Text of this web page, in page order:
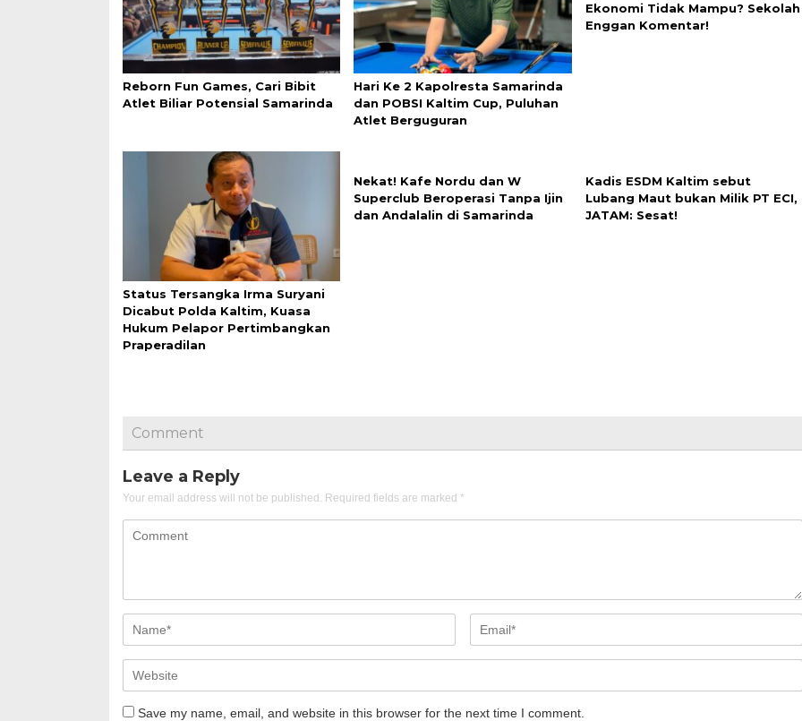
Reborn Fun Games, Cari Bibit
Atlet Biliar Potensial Samarinda
Hari Ke 2 Kapolresta Samarinda
dan POBSI Kaltim Cup, Puluhan
Atlet Berguguran
Ekonomi Tidak Mampu? Sekolah
Enggan Komentar!
Status Tersangka Irma Suryani
Dicabut Polda Kaltim, Kuasa
Hukum Pelapor Pertimbangkan
Praperadilan
Nekat! Kafe Nordu dan W
Superclub Beroperasi Tanpa Ijin
dan Andalalin di Samarinda
Kadis ESDM Kaltim sebut
Lubang Maut bukan Milik PT ECI,
JATAM: Sesat!
Comment
Leave a Reply
Your email address will not be published. Required fields are marked *
Save my name, email, and website in this browser for the next time I comment.